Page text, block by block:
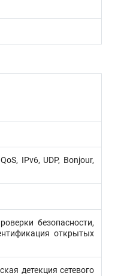
IPv6, UDP, Bonjour,
безопасности,
открытых
детекция сетевого